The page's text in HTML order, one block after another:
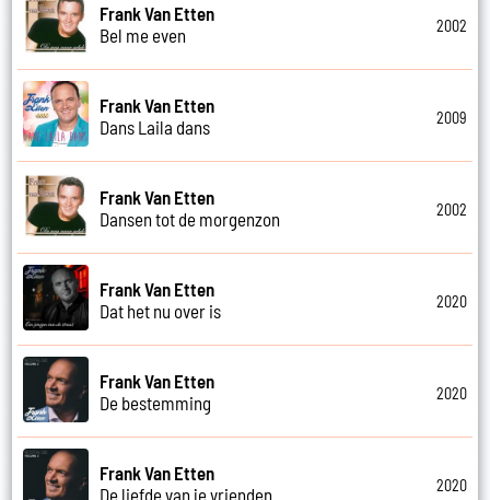
Frank Van Etten
Bel me even
2002
Frank Van Etten
Dans Laila dans
2009
Frank Van Etten
Dansen tot de morgenzon
2002
Frank Van Etten
Dat het nu over is
2020
Frank Van Etten
De bestemming
2020
Frank Van Etten
De liefde van je vrienden
2020